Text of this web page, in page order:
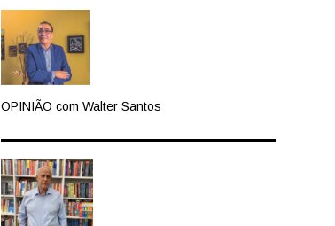
OPINIÃO com Walter Santos